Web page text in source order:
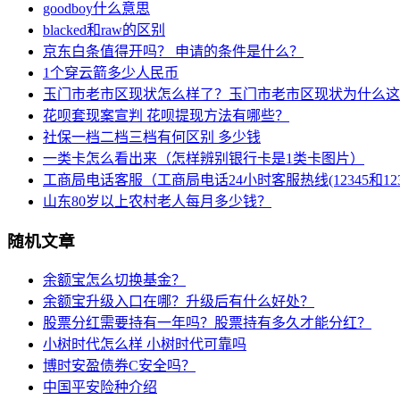
goodboy什么意思
blacked和raw的区别
京东白条值得开吗？ 申请的条件是什么？
1个穿云箭多少人民币
玉门市老市区现状怎么样了？玉门市老市区现状为什么这
花呗套现案宣判 花呗提现方法有哪些？
社保一档二档三档有何区别 多少钱
一类卡怎么看出来（怎样辨别银行卡是1类卡图片）
工商局电话客服（工商局电话24小时客服热线(12345和
山东80岁以上农村老人每月多少钱？
随机文章
余额宝怎么切换基金？
余额宝升级入口在哪？升级后有什么好处？
股票分红需要持有一年吗？股票持有多久才能分红？
小树时代怎么样 小树时代可靠吗
博时安盈债券C安全吗？
中国平安险种介绍